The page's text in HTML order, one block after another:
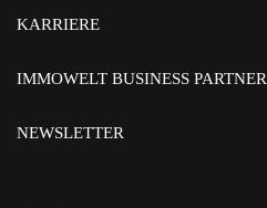
KARRIERE
IMMOWELT BUSINESS PARTNER
NEWSLETTER